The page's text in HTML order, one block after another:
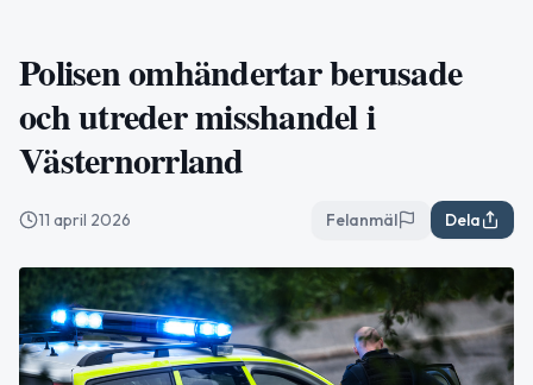
Polisen omhändertar berusade
och utreder misshandel i
Västernorrland
11 april 2026 Felanmäl Dela